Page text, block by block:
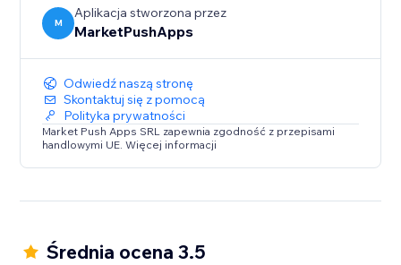
M
Aplikacja stworzona przez
MarketPushApps
Odwiedź naszą stronę
Skontaktuj się z pomocą
Polityka prywatności
Market Push Apps SRL zapewnia zgodność z przepisami
handlowymi UE. Więcej informacji
Średnia ocena 3.5